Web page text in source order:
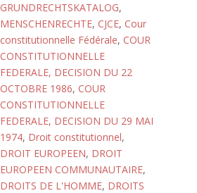
GRUNDRECHTSKATALOG,
MENSCHENRECHTE, CJCE, Cour
constitutionnelle Fédérale, COUR
CONSTITUTIONNELLE
FEDERALE, DECISION DU 22
OCTOBRE 1986, COUR
CONSTITUTIONNELLE
FEDERALE, DECISION DU 29 MAI
1974, Droit constitutionnel,
DROIT EUROPEEN, DROIT
EUROPEEN COMMUNAUTAIRE,
DROITS DE L'HOMME, DROITS